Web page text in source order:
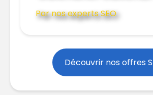
Par nos experts SEO
Découvrir nos offres